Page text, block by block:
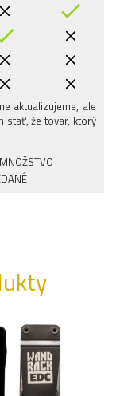
aktualizujeme, ale
stať, že tovar, ktorý